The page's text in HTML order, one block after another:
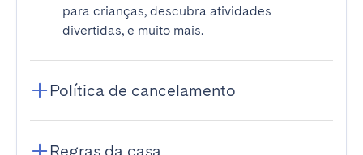
para crianças, descubra atividades
divertidas, e muito mais.
Política de cancelamento
Regras da casa